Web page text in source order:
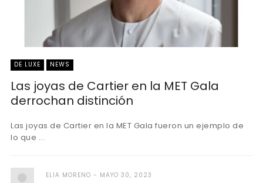
DE LUXE NEWS
Las joyas de Cartier en la MET Gala
derrochan distinción
Las joyas de Cartier en la MET Gala fueron un ejemplo de
lo que ...
ELIA MORENO MAYO 30, 2023